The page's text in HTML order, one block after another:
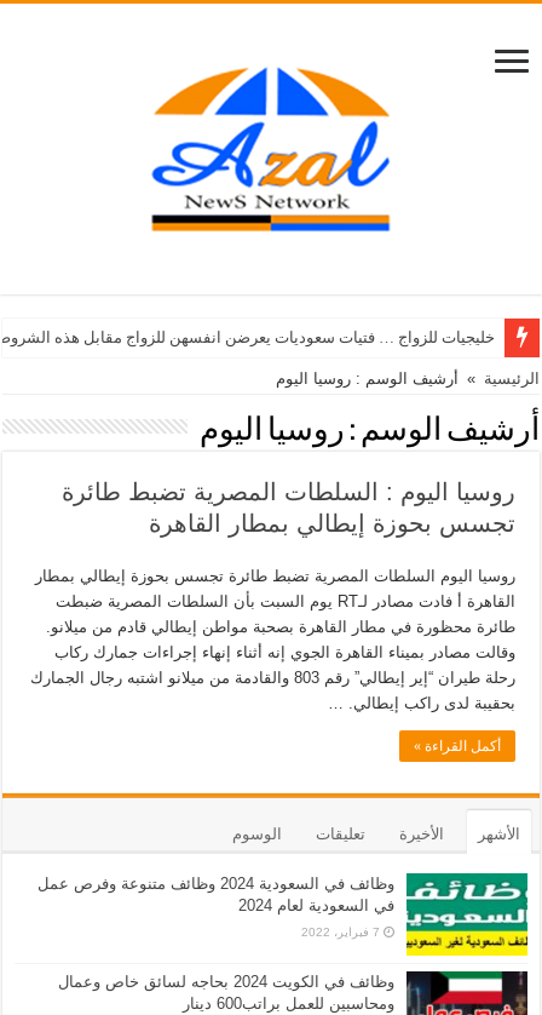
خليجيات للزواج … فتيات سعوديات يعرضن انفسهن للزواج مقابل هذه
الرئيسية » أرشيف الوسم : روسيا اليوم
أرشيف الوسم : روسيا اليوم
روسيا اليوم : السلطات المصرية تضبط طائرة
تجسس بحوزة إيطالي بمطار القاهرة
روسيا اليوم السلطات المصرية تضبط طائرة تجسس بحوزة إيطالي بمطار
القاهرة أ فادت مصادر لـRT يوم السبت بأن السلطات المصرية ضبطت
طائرة محظورة في مطار القاهرة بصحبة مواطن إيطالي قادم من ميلانو.
وقالت مصادر بميناء القاهرة الجوي إنه أثناء إنهاء إجراءات جمارك ركاب
رحلة طيران “إير إيطالي” رقم 803 والقادمة من ميلانو اشتبه رجال الجمارك
بحقيبة لدى راكب إيطالي. …
أكمل القراءة »
الأشهر الأخيرة تعليقات الوسوم
وظائف في السعودية 2024 وظائف متنوعة وفرص عمل
في السعودية لعام 2024
7 فبراير، 2022
وظائف في الكويت 2024 بحاجه لسائق خاص وعمال
ومحاسبين للعمل براتب600 دينار